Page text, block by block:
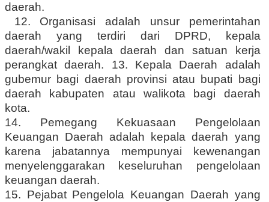
daerah.
12. Organisasi adalah unsur pemerintahan
daerah yang terdiri dari DPRD, kepala
daerah/wakil kepala daerah dan satuan kerja
perangkat daerah. 13. Kepala Daerah adalah
gubemur bagi daerah provinsi atau bupati bagi
daerah kabupaten atau walikota bagi daerah
kota.
14. Pemegang Kekuasaan Pengelolaan
Keuangan Daerah adalah kepala daerah yang
karena jabatannya mempunyai kewenangan
menyelenggarakan keseluruhan pengelolaan
keuangan daerah.
15. Pejabat Pengelola Keuangan Daerah yang